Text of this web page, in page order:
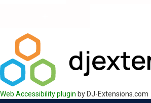
Web Accessibility plugin by DJ-Extensions.com